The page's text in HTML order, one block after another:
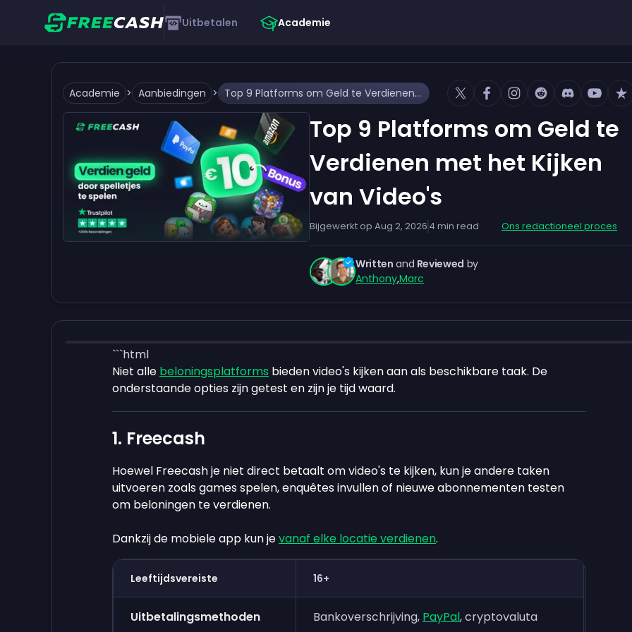
Uitbetalen Academie
Academie > Aanbiedingen > Top 9 Platforms om Geld te Verdienen met het Kijken van Video's
Top 9 Platforms om Geld te
Verdienen met het Kijken
van Video's
Bijgewerkt op Aug 2, 2026 4 min read Ons redactioneel proces
Written and Reviewed by
Anthony,Marc
```html
Niet alle beloningsplatforms bieden video's kijken aan als beschikbare taak. De
onderstaande opties zijn getest en zijn je tijd waard.
1. Freecash
Hoewel Freecash je niet direct betaalt om video's te kijken, kun je andere taken
uitvoeren zoals games spelen, enquêtes invullen of nieuwe abonnementen testen
om beloningen te verdienen.
Dankzij de mobiele app kun jevanaf elke locatie verdienen.
Leeftijdsvereiste 16+
Uitbetalingsmethoden Bankoverschrijving, PayPal, cryptovaluta